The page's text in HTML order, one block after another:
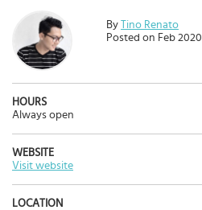
By
Tino Renato
Posted on Feb 2020
HOURS
Always open
WEBSITE
Visit website
LOCATION
กับ
Select
country
:
Language
: